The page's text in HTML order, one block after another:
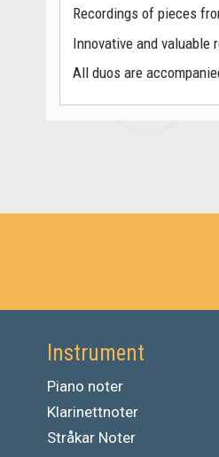
Recordings of pieces
Innovative and valuable
All duos are
Instrument
Piano noter
Klarinettnoter
Stråkar Noter